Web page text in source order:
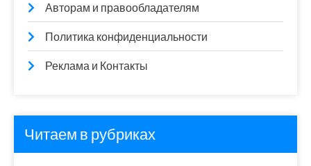
Авторам и правообладателям
Политика конфиденциальности
Реклама и Контакты
Читаем в рубриках